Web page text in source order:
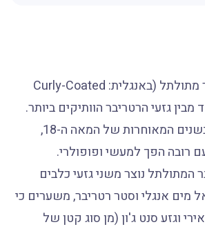
גזע הכלבים רטריבר מתולתל (באנגלית: Curly-Coated
הרטריברים הופיע בשנים המאוחרות של המאה ה-18,
רובה הפך למעשי ופופולרי.
המתולתל נוצר משני גזעי כלבים
מים אנגלי וסטר רטריבר, משערים כי
וגזע סנט ג'ון (מן סוג קטן של